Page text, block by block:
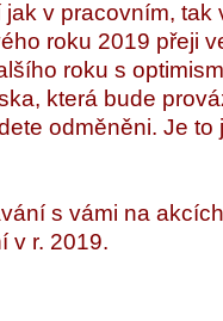
v pracovním, tak
roku 2019 přeji
roku s
která bude
odměněni. Je
s vámi na
v r. 2019.